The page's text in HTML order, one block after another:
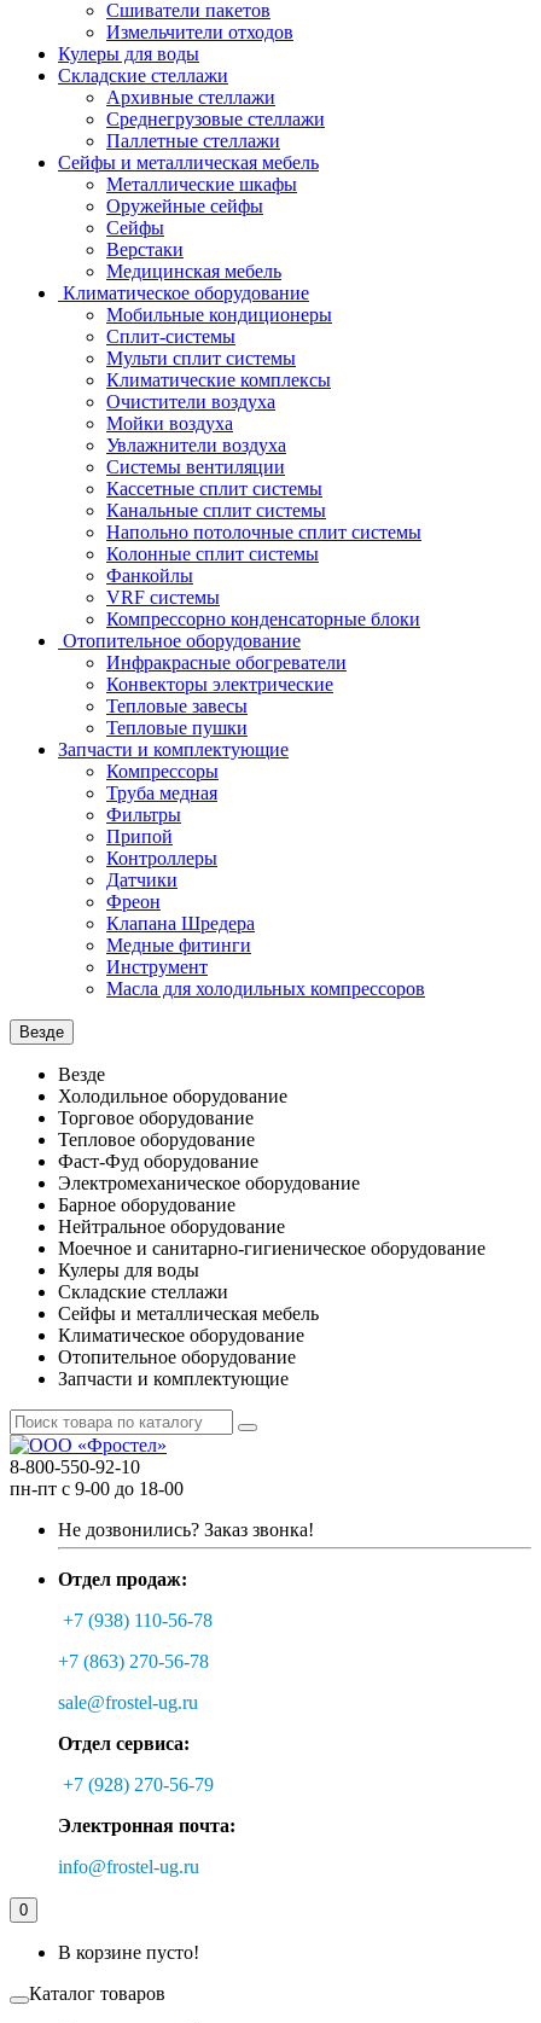
Сшиватели пакетов
Измельчители отходов
Кулеры для воды
Складские стеллажи
Архивные стеллажи
Среднегрузовые стеллажи
Паллетные стеллажи
Сейфы и металлическая мебель
Металлические шкафы
Оружейные сейфы
Сейфы
Верстаки
Медицинская мебель
Климатическое оборудование
Мобильные кондиционеры
Сплит-системы
Мульти сплит системы
Климатические комплексы
Очистители воздуха
Мойки воздуха
Увлажнители воздуха
Системы вентиляции
Кассетные сплит системы
Канальные сплит системы
Напольно потолочные сплит системы
Колонные сплит системы
Фанкойлы
VRF системы
Компрессорно конденсаторные блоки
Отопительное оборудование
Инфракрасные обогреватели
Конвекторы электрические
Тепловые завесы
Тепловые пушки
Запчасти и комплектующие
Компрессоры
Труба медная
Фильтры
Припой
Контроллеры
Датчики
Фреон
Клапана Шредера
Медные фитинги
Инструмент
Масла для холодильных компрессоров
Везде
Везде
Холодильное оборудование
Торговое оборудование
Тепловое оборудование
Фаст-Фуд оборудование
Электромеханическое оборудование
Барное оборудование
Нейтральное оборудование
Моечное и санитарно-гигиеническое оборудование
Кулеры для воды
Складские стеллажи
Сейфы и металлическая мебель
Климатическое оборудование
Отопительное оборудование
Запчасти и комплектующие
8-800-550-92-10
пн-пт с 9-00 до 18-00
Не дозвонились? Заказ звонка!
Отдел продаж:
+7 (938) 110-56-78
+7 (863) 270-56-78
sale@frostel-ug.ru
Отдел сервиса:
+7 (928) 270-56-79
Электронная почта:
info@frostel-ug.ru
0
В корзине пусто!
Каталог товаров